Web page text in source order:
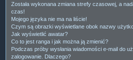
Została wykonana zmiana strefy czasowej, a
czas!
Mojego języka nie ma na liście!
Czym są obrazki wyświetlane obok nazwy
Jak wyświetlić awatar?
Co to jest ranga i jak można ją zmienić?
Podczas próby wysłania wiadomości e-mail do
zalogowanie. Dlaczego?